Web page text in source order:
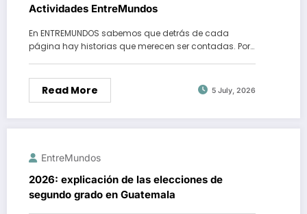
Actividades EntreMundos
En ENTREMUNDOS sabemos que detrás de cada
página hay historias que merecen ser contadas. Por…
Read More 5 July, 2026
EntreMundos
2026: explicación de las elecciones de
segundo grado en Guatemala